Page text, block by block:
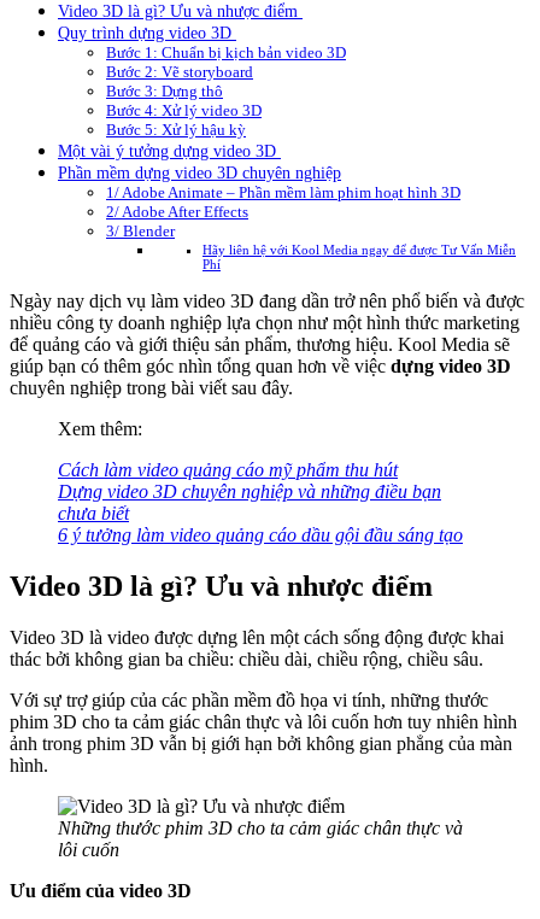
Video 3D là gì? Ưu và nhược điểm
Quy trình dựng video 3D
Bước 1: Chuẩn bị kịch bản video 3D
Bước 2: Vẽ storyboard
Bước 3: Dựng thô
Bước 4: Xử lý video 3D
Bước 5: Xử lý hậu kỳ
Một vài ý tưởng dựng video 3D
Phần mềm dựng video 3D chuyên nghiệp
1/ Adobe Animate – Phần mềm làm phim hoạt hình 3D
2/ Adobe After Effects
3/ Blender
Hãy liên hệ với Kool Media ngay để được Tư Vấn Miễn
Phí
Ngày nay dịch vụ làm video 3D đang dần trở nên phổ biến và được
nhiều công ty doanh nghiệp lựa chọn như một hình thức marketing
để quảng cáo và giới thiệu sản phẩm, thương hiệu. Kool Media sẽ
giúp bạn có thêm góc nhìn tổng quan hơn về việc dựng video 3D
chuyên nghiệp trong bài viết sau đây.
Xem thêm:
Cách làm video quảng cáo mỹ phẩm thu hút
Dựng video 3D chuyên nghiệp và những điều bạn
chưa biết
6 ý tưởng làm video quảng cáo dầu gội đầu sáng tạo
Video 3D là gì? Ưu và nhược điểm
Video 3D là video được dựng lên một cách sống động được khai
thác bởi không gian ba chiều: chiều dài, chiều rộng, chiều sâu.
Với sự trợ giúp của các phần mềm đồ họa vi tính, những thước
phim 3D cho ta cảm giác chân thực và lôi cuốn hơn tuy nhiên hình
ảnh trong phim 3D vẫn bị giới hạn bởi không gian phẳng của màn
hình.
Những thước phim 3D cho ta cảm giác chân thực và
lôi cuốn
Ưu điểm của video 3D